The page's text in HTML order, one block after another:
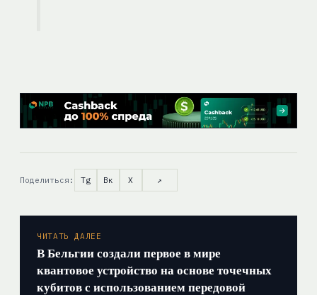
Поделиться: Tg Вк X ↗
ЧИТАТЬ ДАЛЕЕ
В Бельгии создали первое в мире
квантовое устройство на основе точечных
кубитов с использованием передовой